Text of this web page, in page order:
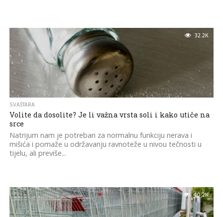
32.2K
SVAŠTARA
Volite da dosolite? Je li važna vrsta soli i kako utiče na
srce
Natrijum nam je potreban za normalnu funkciju nerava i
mišića i pomaže u održavanju ravnoteže u nivou tečnosti u
tijelu, ali previše...
40.2K